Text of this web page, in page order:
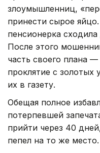
злоумышленниц,
принести сырое
пенсионерка
После этого
часть своего плана
проклятие с золотых
их в газету.
Обещая полное
потерпевшей
прийти через 40
пепел на то же место.